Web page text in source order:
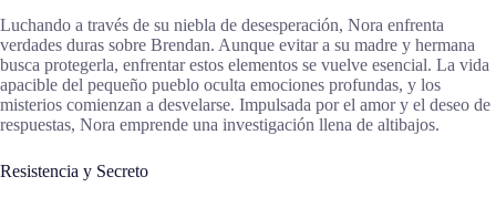
Luchando a través de su niebla de desesperación, Nora enfrenta
verdades duras sobre Brendan. Aunque evitar a su madre y hermana
busca protegerla, enfrentar estos elementos se vuelve esencial. La vida
apacible del pequeño pueblo oculta emociones profundas, y los
misterios comienzan a desvelarse. Impulsada por el amor y el deseo de
respuestas, Nora emprende una investigación llena de altibajos.
Resistencia y Secreto